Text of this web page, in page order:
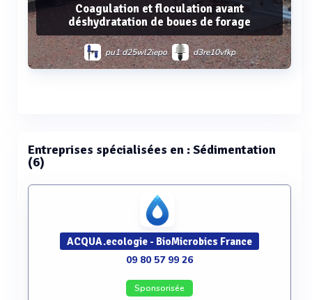
Coagulation et floculation avant
déshydratation de boues de forage
pu1 d25wl2iepo d3re10vfkp
Entreprises spécialisées en : Sédimentation
(6)
ACQUA.ecologie - BioMicrobics France
09 80 57 99 26
Sponsorisée